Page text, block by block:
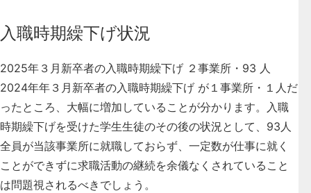
入職時期繰下げ状況
2025年３月新卒者の入職時期繰下げ ２事業所・93 人
2024年年３月新卒者の入職時期繰下げ が１事業所・１人だ
ったところ、大幅に増加していることが分かります。入職
時期繰下げを受けた学生生徒のその後の状況として、93人
全員が当該事業所に就職しておらず、一定数が仕事に就く
ことができずに求職活動の継続を余儀なくされていること
は問題視されるべきでしょう。